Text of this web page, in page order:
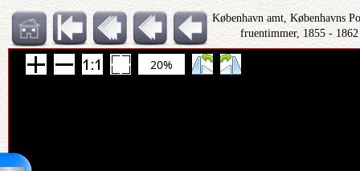
København amt, Københavns
fruentimmer, 1855 -
20%